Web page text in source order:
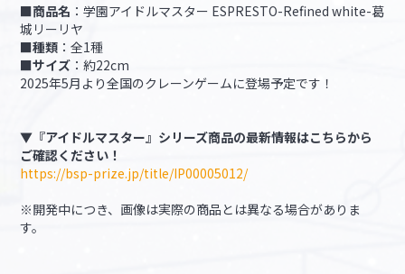
■商品名 ：学園アイドルマスター ESPRESTO-Refined white-葛
城リーリヤ
■種類 ：全1種
■サイズ ：約22cm
2025年5月より全国のクレーンゲームに登場予定です！​​​​​​​
▼『アイドルマスター』シリーズ商品の最新情報はこちらから
ご確認ください！
https://bsp-prize.jp/title/IP00005012/
※開発中につき、画像は実際の商品とは異なる場合がありま
す。